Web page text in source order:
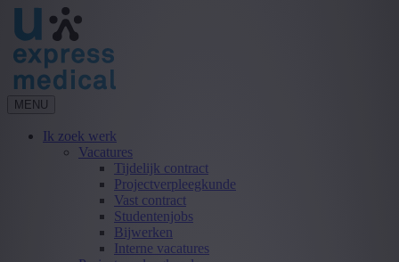
MENU
Ik zoek werk
Vacatures
Tijdelijk contract
Projectverpleegkunde
Vast contract
Studentenjobs
Bijwerken
Interne vacatures